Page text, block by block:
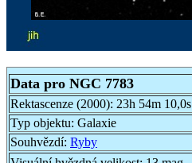
Data pro NGC 7783
Rektascenze (2000): 23h 54m 10,0s
Typ objektu: Galaxie
Souhvězdí: Ryby